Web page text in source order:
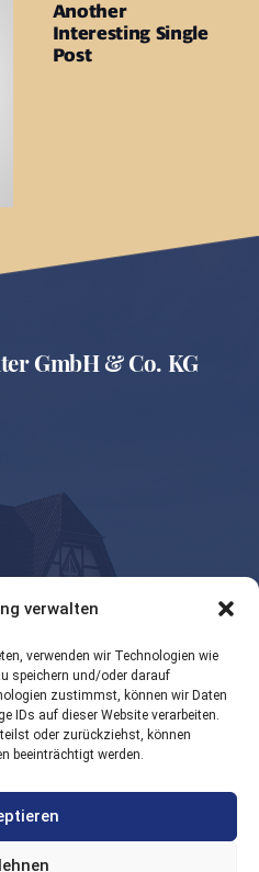
verwalten
verwenden wir Technologien wie
speichern und/oder darauf
zustimmst, können wir Daten
IDs auf dieser Website verarbeiten.
oder zurückziehst, können
beeinträchtigt werden.
Another
Interesting Single
Post
GmbH & Co. KG